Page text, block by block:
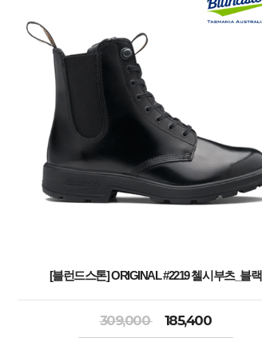
[블런드스톤] ORIGINAL #2219 첼시부츠_블랙
309,000 185,400